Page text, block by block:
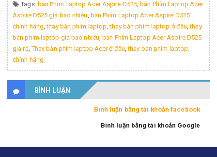
Tags: bàn Phím Laptop Acer Aspire D525, bàn Phím Laptop Acer
Aspire D525 giá bao nhiêu, bàn Phím Laptop Acer Aspire D525
chính hãng,thay bàn phím laptop,thay bàn phím laptop ở đâu,thay
bàn phím laptop giá bao nhiêu, bàn Phím Laptop Acer Aspire D525
giá rẻ,Thay bàn phím laptop Acer ở đâu,thay bàn phím laptop
chính hãng
BÌNH LUẬN
Bình luận bằng tài khoản facebook
Bình luận bằng tài khoản Google